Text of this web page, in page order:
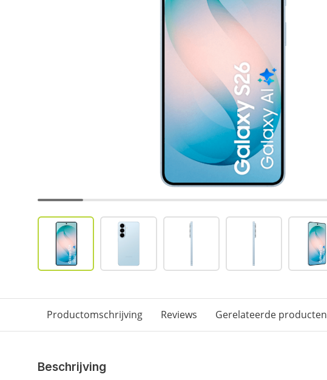
Productomschrijving Reviews Gerelateerde producten
Beschrijving